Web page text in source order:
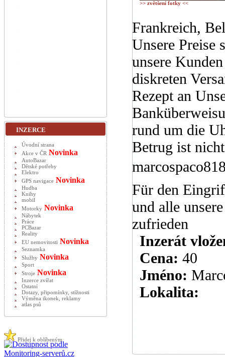
>> zvětšení fotky <<
Frankreich,
Unsere Preise
unsere
diskreten
Rezept an
rund um die
Betrug ist
Für den
und alle
zufrieden
Inzerát
Cena: 40
Jméno:
Lokalita:
INZERCE
Úvodní strana
Akce v ČR Novinka
AutoBazar
Dětské potřeby
Elektro
GPS navigace Novinka
Hudba
Knihy
mobil
Motorky Novinka
Nábytek
Práce
PCBazar
Reality
EU nemovitosti Novinka
Seznamka
Služby Novinka
Sport
Stroje Novinka
Inzerce zvířat
Ostatní
Dotazy, připomínky, stížnosti
Výměna ikonek, reklamy
atlas psů
Přidej k oblíbeným